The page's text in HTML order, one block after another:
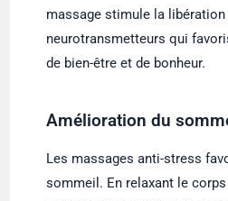
massage stimule la libération
neurotransmetteurs qui
de bien-être et de bonheur.
Amélioration du
Les massages anti-stress
sommeil. En relaxant le corps